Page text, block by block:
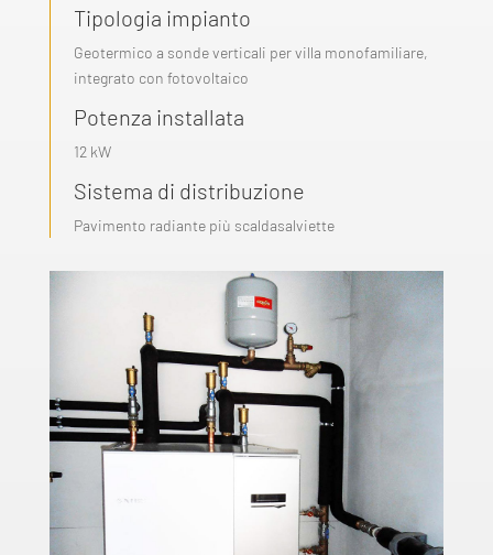
Tipologia impianto
Geotermico a sonde verticali per villa monofamiliare,
integrato con fotovoltaico
Potenza installata
12 kW
Sistema di distribuzione
Pavimento radiante più scaldasalviette